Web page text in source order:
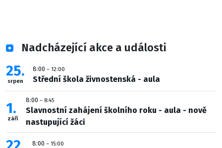
Nadcházející akce a události
25
srpen
8:00 – 12:00
Střední škola živnostenská - aula
1
září
8:00 – 8:45
Slavnostní zahájení školního roku - aula - nově
nastupující žáci
8:00 – 15:00